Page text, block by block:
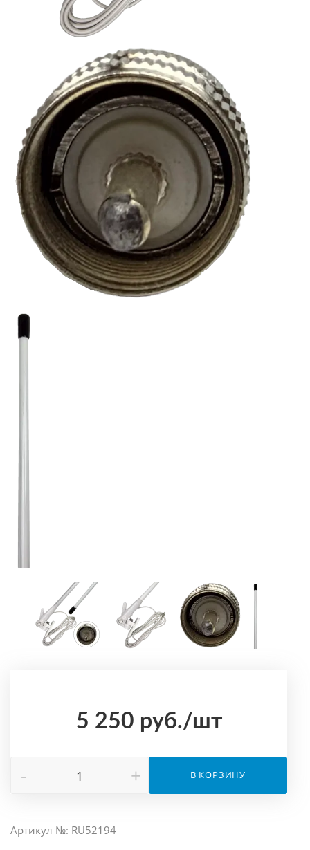
5 250 руб./шт
- + В КОРЗИНУ
Артикул №: RU52194